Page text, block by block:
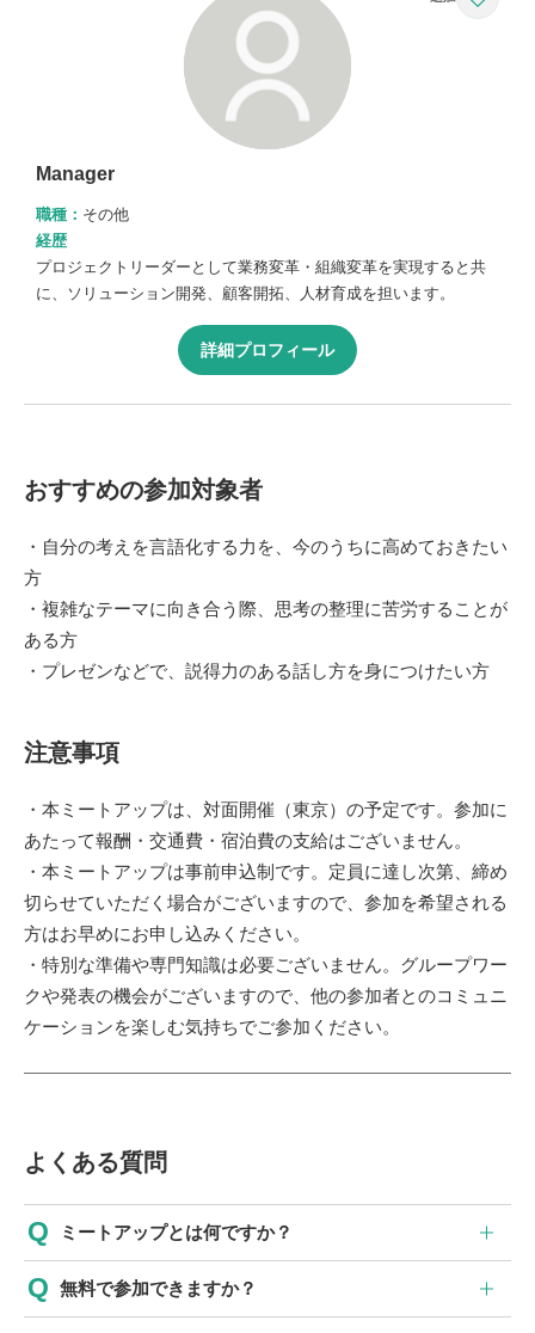
Manager
職種： その他
経歴
プロジェクトリーダーとして業務変革・組織変革を実現すると共
に、ソリューション開発、顧客開拓、人材育成を担います。
詳細プロフィール
おすすめの参加対象者
・自分の考えを言語化する力を、今のうちに高めておきたい
方 ​
・複雑なテーマに向き合う際、思考の整理に苦労することが
ある方 ​
・プレゼンなどで、説得力のある話し方を身につけたい方
注意事項
・本ミートアップは、対面開催（東京）の予定です。参加に
あたって報酬・交通費・宿泊費の支給はございません。
・本ミートアップは事前申込制です。定員に達し次第、締め
切らせていただく場合がございますので、参加を希望される
方はお早めにお申し込みください。
・特別な準備や専門知識は必要ございません。グループワー
クや発表の機会がございますので、他の参加者とのコミュニ
ケーションを楽しむ気持ちでご参加ください。
よくある質問
ミートアップとは何ですか？
無料で参加できますか？